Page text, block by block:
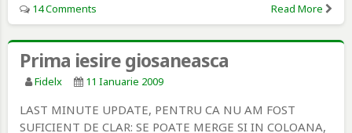
14 Comments Read More
Prima iesire giosaneasca
Fidelx 11 Ianuarie 2009
LAST MINUTE UPDATE, PENTRU CA NU AM FOST
SUFICIENT DE CLAR: SE POATE MERGE SI IN COLOANA,